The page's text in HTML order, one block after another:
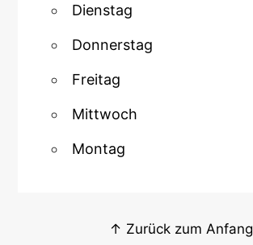
Dienstag
Donnerstag
Freitag
Mittwoch
Montag
↑ Zurück zum Anfang